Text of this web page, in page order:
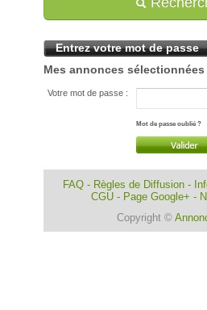
Déposer une
Toutes les
Aide
Entrez votre mot de passe
Mes annonces sélectionnées
Votre mot de passe :
Mot de passe oublié ?
FAQ - Règles de Diffusion -
CGU- Page Google+ -
Copyright ©